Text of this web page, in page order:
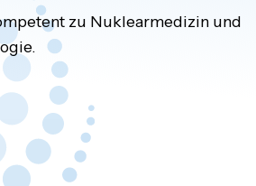
zu Nuklearmedizin und